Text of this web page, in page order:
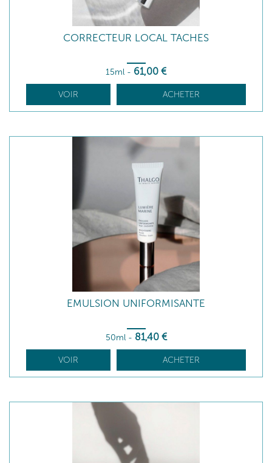
CORRECTEUR LOCAL TACHES
15ml - 61,00 €
VOIR ACHETER
EMULSION UNIFORMISANTE
50ml - 81,40 €
VOIR ACHETER